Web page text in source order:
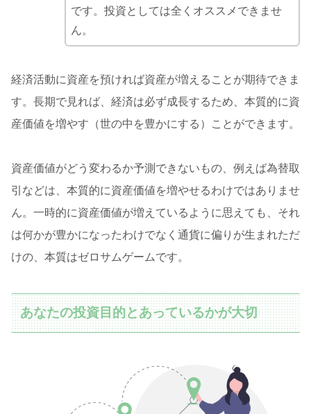
です。投資としては全くオススメできませ
ん。
経済活動に資産を預ければ資産が増えることが期待できま
す。長期で見れば、経済は必ず成長するため、本質的に資
産価値を増やす（世の中を豊かにする）ことができます。
資産価値がどう変わるか予測できないもの、例えば為替取
引などは、本質的に資産価値を増やせるわけではありませ
ん。一時的に資産価値が増えているように思えても、それ
は何かが豊かになったわけでなく通貨に偏りが生まれただ
けの、本質はゼロサムゲームです。
あなたの投資目的とあっているかが大切